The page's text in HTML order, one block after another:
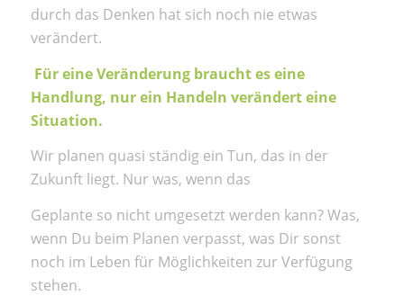
durch das Denken hat sich noch nie etwas
verändert.
Für eine Veränderung braucht es eine
Handlung, nur ein Handeln verändert eine
Situation.
Wir planen quasi ständig ein Tun, das in der
Zukunft liegt. Nur was, wenn das
Geplante so nicht umgesetzt werden kann? Was,
wenn Du beim Planen verpasst, was Dir sonst
noch im Leben für Möglichkeiten zur Verfügung
stehen.